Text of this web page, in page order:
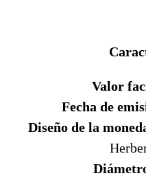
Valor
Fecha de
Diseño de la